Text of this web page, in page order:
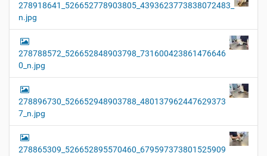
278918641_526652778903805_4393623773838072483_
n.jpg
278788572_526652848903798_731600423861476646
0_n.jpg
278896730_526652948903788_480137962447629373
7_n.jpg
278865309_526652895570460_679597373801525909